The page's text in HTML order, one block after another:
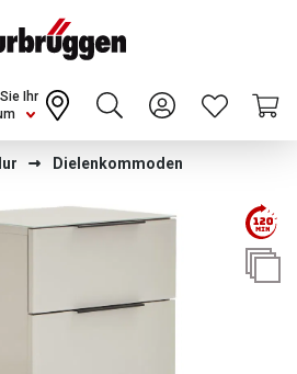
or region to see
and shop online
CONTINUE
Ihr
Dielenkommoden